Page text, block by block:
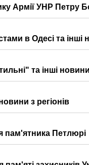
Армії УНР Петру
в Одесі та інші
та інші новини
з регіонів
пам'ятника Петлюрі